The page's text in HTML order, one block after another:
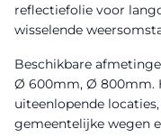
reflectiefolie voor
wisselende
Beschikbare
Ø 600mm, Ø 800mm.
uiteenlopende
gemeentelijke wegen